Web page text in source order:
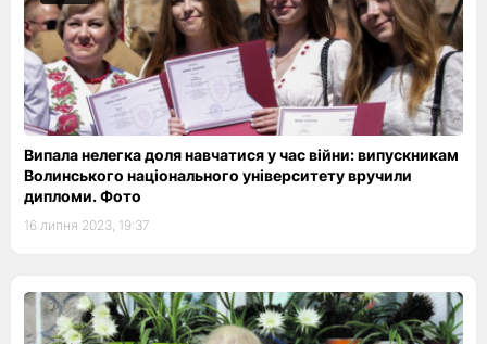
Випала нелегка доля навчатися у час війни: випускникам
Волинського національного університету вручили
дипломи. Фото
16 липня 2023, 19:37